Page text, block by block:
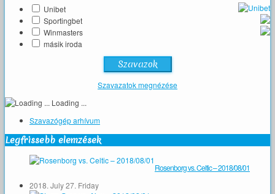
Unibet
Sportingbet
Winmasters
másik iroda
Szavazatok megnézése
Loading ...
Szavazógép arhívum
Legfrissebb elemzések
Rosenborg vs. Celtic – 2018/08/01
2018. July 27. Friday